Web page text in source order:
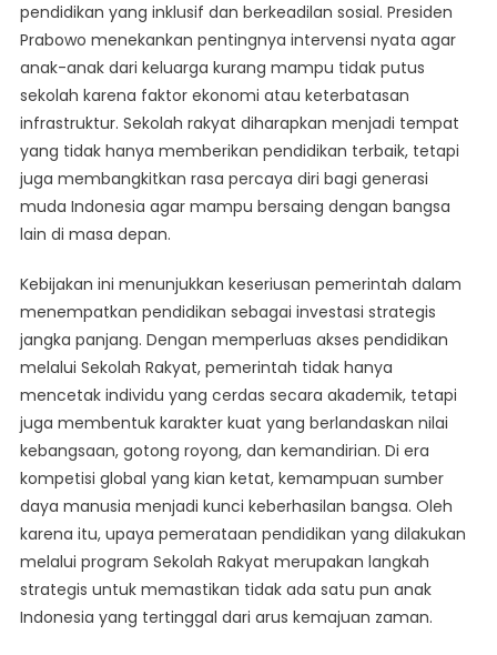
pendidikan yang inklusif dan berkeadilan sosial. Presiden
Prabowo menekankan pentingnya intervensi nyata agar
anak-anak dari keluarga kurang mampu tidak putus
sekolah karena faktor ekonomi atau keterbatasan
infrastruktur. Sekolah rakyat diharapkan menjadi tempat
yang tidak hanya memberikan pendidikan terbaik, tetapi
juga membangkitkan rasa percaya diri bagi generasi
muda Indonesia agar mampu bersaing dengan bangsa
lain di masa depan.
Kebijakan ini menunjukkan keseriusan pemerintah dalam
menempatkan pendidikan sebagai investasi strategis
jangka panjang. Dengan memperluas akses pendidikan
melalui Sekolah Rakyat, pemerintah tidak hanya
mencetak individu yang cerdas secara akademik, tetapi
juga membentuk karakter kuat yang berlandaskan nilai
kebangsaan, gotong royong, dan kemandirian. Di era
kompetisi global yang kian ketat, kemampuan sumber
daya manusia menjadi kunci keberhasilan bangsa. Oleh
karena itu, upaya pemerataan pendidikan yang dilakukan
melalui program Sekolah Rakyat merupakan langkah
strategis untuk memastikan tidak ada satu pun anak
Indonesia yang tertinggal dari arus kemajuan zaman.